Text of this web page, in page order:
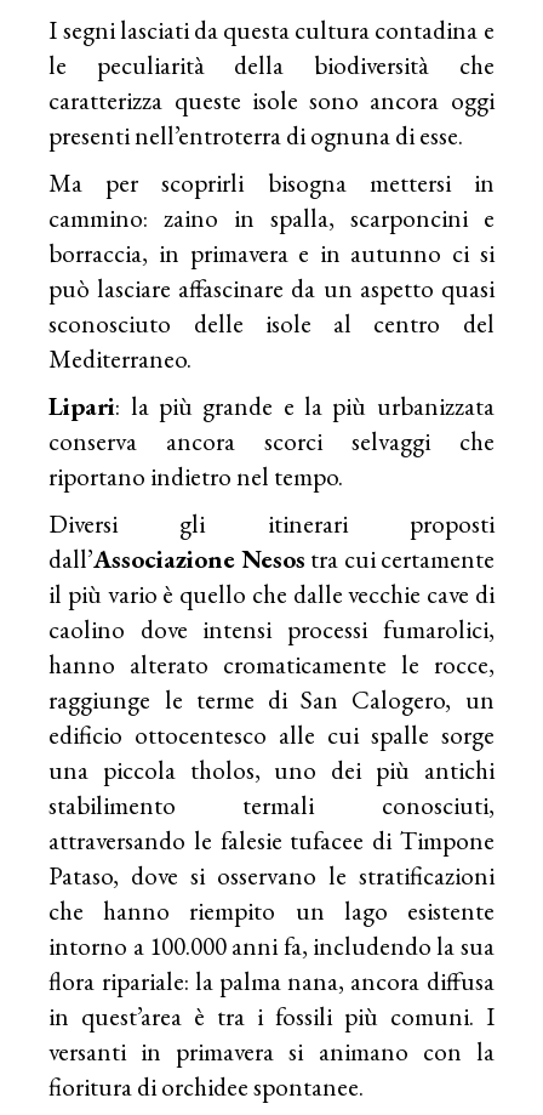
I segni lasciati da questa cultura contadina e
le peculiarità della biodiversità che
caratterizza queste isole sono ancora oggi
presenti nell’entroterra di ognuna di esse.
Ma per scoprirli bisogna mettersi in
cammino: zaino in spalla, scarponcini e
borraccia, in primavera e in autunno ci si
può lasciare affascinare da un aspetto quasi
sconosciuto delle isole al centro del
Mediterraneo.
Lipari: la più grande e la più urbanizzata
conserva ancora scorci selvaggi che
riportano indietro nel tempo.
Diversi gli itinerari proposti
dall’Associazione Nesos tra cui certamente
il più vario è quello che dalle vecchie cave di
caolino dove intensi processi fumarolici,
hanno alterato cromaticamente le rocce,
raggiunge le terme di San Calogero, un
edificio ottocentesco alle cui spalle sorge
una piccola tholos, uno dei più antichi
stabilimento termali conosciuti,
attraversando le falesie tufacee di Timpone
Pataso, dove si osservano le stratificazioni
che hanno riempito un lago esistente
intorno a 100.000 anni fa, includendo la sua
flora ripariale: la palma nana, ancora diffusa
in quest’area è tra i fossili più comuni. I
versanti in primavera si animano con la
fioritura di orchidee spontanee.